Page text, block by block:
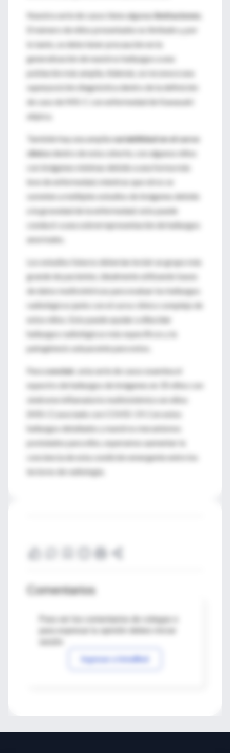
Nuestra serie de casos tiene algunaslimitaciones
El número de niños presentados es limitado y, por
lo tanto, se debe tener precaución en la
generalización de nuestros hallazgos a una
población más amplia. Además, se reconoce una
superposición diagnóstica dentro de la definición
de caso de MIS-C con enfermedad de Kawasaki
atípica.
También hay una ampliavariabilidad en el curso
clínicodentro de esta cohorte, con algunos niños
con imágenes mínimas debido a una forma más
leve de enfermedad, mientras que otros se
someten a múltiples estudios de imágenes debido
a la gravedad de la enfermedad; esto puede
conducir a una sobrerrepresentación de hallazgos
anormales.
Los estudios futuros deberían incluir un grupo más
grande de pacientes, idealmente utilizando bases
de datos multicéntricas para evaluar los hallazgos
radiológicos junto con el curso clínico complejo de
estos niños. Esto puede ayudar a dilucidar
hallazgos radiológicos más específicos y la
patogénesis subyacente para estos.
Paraconcluir , esta serie de casos examina el
espectro de hallazgos de imágenes en 35 niños con
síndrome inflamatorio multisistémico en niños
(MIS-C) asociado con COVID-19. Con estos
hallazgos detallados y nuestros mecanismos
postulados para ellos, esperamos aumentar la
conciencia de esta condición emergente entre los
lectores de radiología.
Comentarios
Para ver los comentarios de colegas o
Ingresar a IntraMed